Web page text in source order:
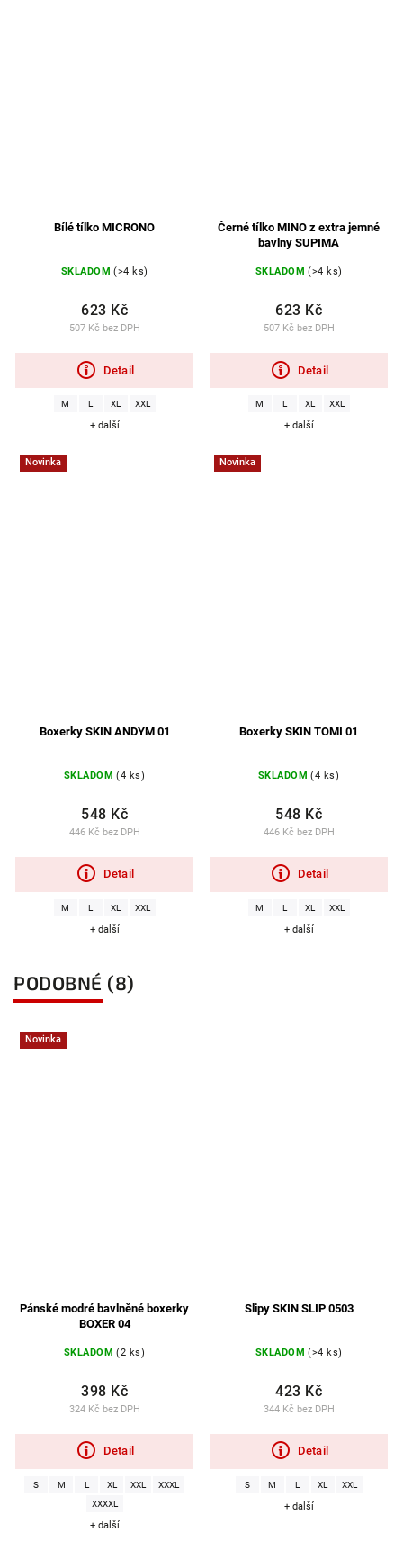
Bílé tílko MICRONO
SKLADOM (>4 ks)
507 Kč bez DPH
623 Kč
Detail
M L XL XXL
+ další
Černé tílko MINO z extra jemné
bavlny SUPIMA
SKLADOM (>4 ks)
507 Kč bez DPH
623 Kč
Detail
M L XL XXL
+ další
Novinka
Boxerky SKIN ANDYM 01
SKLADOM (4 ks)
446 Kč bez DPH
548 Kč
Detail
M L XL XXL
+ další
Novinka
Boxerky SKIN TOMI 01
SKLADOM (4 ks)
446 Kč bez DPH
548 Kč
Detail
M L XL XXL
+ další
PODOBNÉ (8)
Novinka
Pánské modré bavlněné boxerky
BOXER 04
SKLADOM (2 ks)
324 Kč bez DPH
398 Kč
Detail
S M L XL XXL
XXXL
XXXXL
+ další
Slipy SKIN SLIP 0503
SKLADOM (>4 ks)
344 Kč bez DPH
423 Kč
Detail
S M L XL XXL
+ další